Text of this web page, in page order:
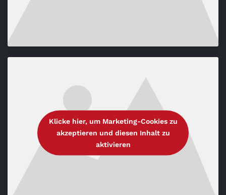
Klicke hier, um Marketing-Cookies zu
akzeptieren und diesen Inhalt zu
aktivieren